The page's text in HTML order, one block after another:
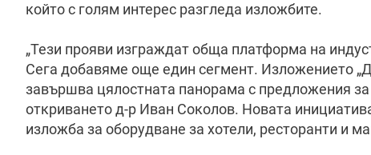
който с голям интерес разгледа изложбите.
„Тези прояви изграждат обща платформа на
Сега добавяме още един сегмент. Изложението
завършва цялостната панорама с предложения
откриването д-р Иван Соколов. Новата
изложба за оборудване за хотели, ресторанти и